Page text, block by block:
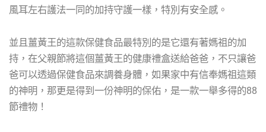
風耳左右護法一同的加持守護一樣，特別有安全感。
並且薑黃王的這款保健食品最特別的是它還有著媽祖的加
持，在父親節將這個薑黃王的健康禮盒送給爸爸，不只讓爸
爸可以透過保健食品來調養身體，如果家中有信奉媽祖這類
的神明，那更是得到一份神明的保佑，是一款一舉多得的88
節禮物！